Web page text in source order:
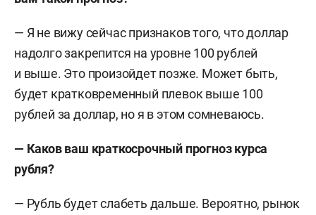
— Я не вижу сейчас признаков того, что доллар
надолго закрепится на уровне 100 рублей
и выше. Это произойдет позже. Может быть,
будет кратковременный плевок выше 100
рублей за доллар, но я в этом сомневаюсь.
— Каков ваш краткосрочный прогноз курса
рубля?
— Рубль будет слабеть дальше. Вероятно, рынок